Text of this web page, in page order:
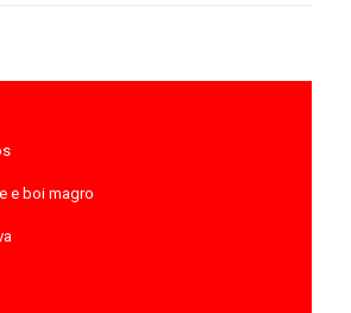
e boi magro